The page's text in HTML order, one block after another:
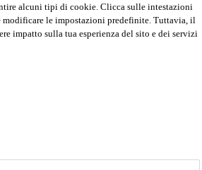
alcuni tipi di cookie. Clicca sulle intestazioni
modificare le impostazioni predefinite. Tuttavia, il
impatto sulla tua esperienza del sito e dei servizi